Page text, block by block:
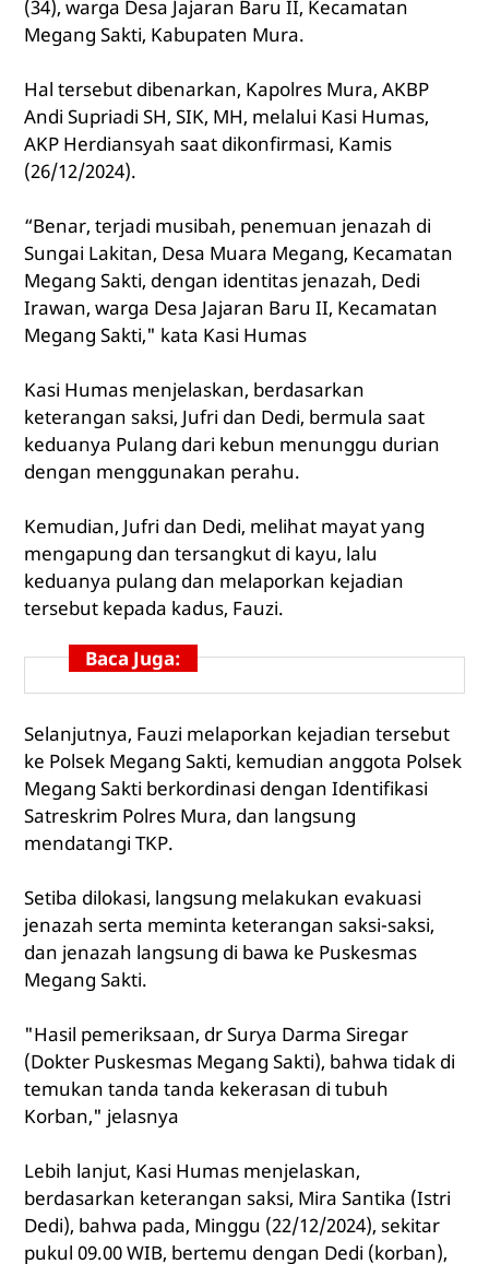
(34), warga Desa Jajaran Baru II, Kecamatan
Megang Sakti, Kabupaten Mura.
Hal tersebut dibenarkan, Kapolres Mura, AKBP
Andi Supriadi SH, SIK, MH, melalui Kasi Humas,
AKP Herdiansyah saat dikonfirmasi, Kamis
(26/12/2024).
“Benar, terjadi musibah, penemuan jenazah di
Sungai Lakitan, Desa Muara Megang, Kecamatan
Megang Sakti, dengan identitas jenazah, Dedi
Irawan, warga Desa Jajaran Baru II, Kecamatan
Megang Sakti," kata Kasi Humas
Kasi Humas menjelaskan, berdasarkan
keterangan saksi, Jufri dan Dedi, bermula saat
keduanya Pulang dari kebun menunggu durian
dengan menggunakan perahu.
Kemudian, Jufri dan Dedi, melihat mayat yang
mengapung dan tersangkut di kayu, lalu
keduanya pulang dan melaporkan kejadian
tersebut kepada kadus, Fauzi.
Baca Juga:
Selanjutnya, Fauzi melaporkan kejadian tersebut
ke Polsek Megang Sakti, kemudian anggota Polsek
Megang Sakti berkordinasi dengan Identifikasi
Satreskrim Polres Mura, dan langsung
mendatangi TKP.
Setiba dilokasi, langsung melakukan evakuasi
jenazah serta meminta keterangan saksi-saksi,
dan jenazah langsung di bawa ke Puskesmas
Megang Sakti.
"Hasil pemeriksaan, dr Surya Darma Siregar
(Dokter Puskesmas Megang Sakti), bahwa tidak di
temukan tanda tanda kekerasan di tubuh
Korban," jelasnya
Lebih lanjut, Kasi Humas menjelaskan,
berdasarkan keterangan saksi, Mira Santika (Istri
Dedi), bahwa pada, Minggu (22/12/2024), sekitar
pukul 09.00 WIB, bertemu dengan Dedi (korban),